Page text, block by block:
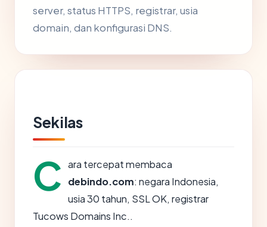
server, status HTTPS, registrar, usia
domain, dan konfigurasi DNS.
Sekilas
C ara tercepat membaca
debindo.com: negara Indonesia,
usia 30 tahun, SSL OK, registrar
Tucows Domains Inc..